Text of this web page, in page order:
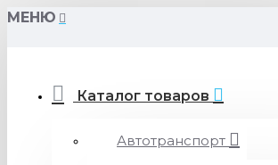
МЕНЮ
Каталог товаров
Автотранспорт